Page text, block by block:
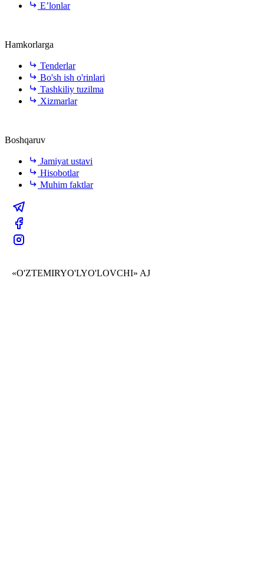
E’lonlar
Hamkorlarga
Tenderlar
Bo'sh ish o'rinlari
Tashkiliy tuzilma
Xizmarlar
Boshqaruv
Jamiyat ustavi
Hisobotlar
Muhim faktlar
«O'ZTEMIRYO'LYO'LOVCHI» AJ